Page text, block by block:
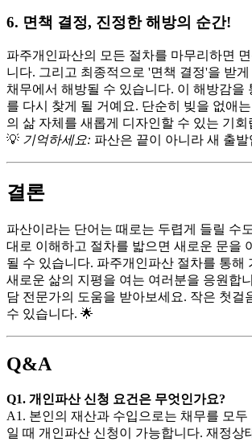
6. 면책 결정, 진정한 해방의 순간!
파주개인파산의 모든 절차를 마무리하면
니다. 그리고 최종적으로 '면책 결정'을 받
채무에서 해방될 수 있습니다. 이 해방감을
를 다시 찾게 될 거예요. 단순히 빚을 없애
의 삶 자체를 새롭게 디자인할 수 있는 기회
💡 기억하세요: 파산은 끝이 아니라 새 출발
결론
파산이라는 단어는 때로는 두렵게 들릴 수
대로 이해하고 절차를 밟으면 새로운 문을
될 수 있습니다. 파주개인파산 절차를 통해
새로운 삶의 지평을 여는 여러분을 응원합
담 전문가의 도움을 받아보세요. 작은 첫걸
수 있습니다. 🌟
Q&A
Q1. 개인파산 신청 요건은 무엇인가요?
A1. 본인의 재산과 수입으로는 채무를 모두
일 때 개인파산 신청이 가능합니다. 재정상